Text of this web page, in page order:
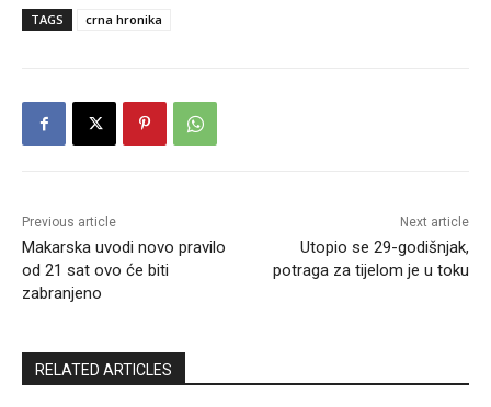
TAGS crna hronika
Previous article
Makarska uvodi novo pravilo
od 21 sat ovo će biti
zabranjeno
Next article
Utopio se 29-godišnjak,
potraga za tijelom je u toku
RELATED ARTICLES